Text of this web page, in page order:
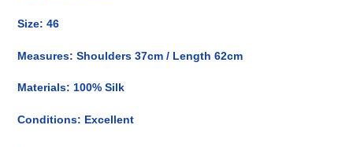
Size: 46
Measures: Shoulders 37cm / Length 62cm
Materials: 100% Silk
Conditions: Excellent